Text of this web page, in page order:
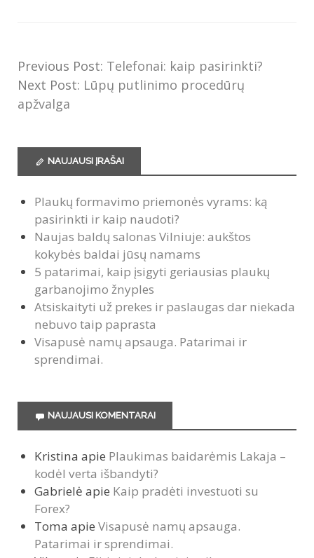
Previous Post: Telefonai: kaip pasirinkti?
Next Post: Lūpų putlinimo procedūrų
apžvalga
NAUJAUSI ĮRAŠAI
Plaukų formavimo priemonės vyrams: ką
pasirinkti ir kaip naudoti?
Naujas baldų salonas Vilniuje: aukštos
kokybės baldai jūsų namams
5 patarimai, kaip įsigyti geriausias plaukų
garbanojimo žnyples
Atsiskaityti už prekes ir paslaugas dar niekada
nebuvo taip paprasta
Visapusė namų apsauga. Patarimai ir
sprendimai.
NAUJAUSI KOMENTARAI
Kristina apie Plaukimas baidarėmis Lakaja –
kodėl verta išbandyti?
Gabrielė apie Kaip pradėti investuoti su
Forex?
Toma apie Visapusė namų apsauga.
Patarimai ir sprendimai.